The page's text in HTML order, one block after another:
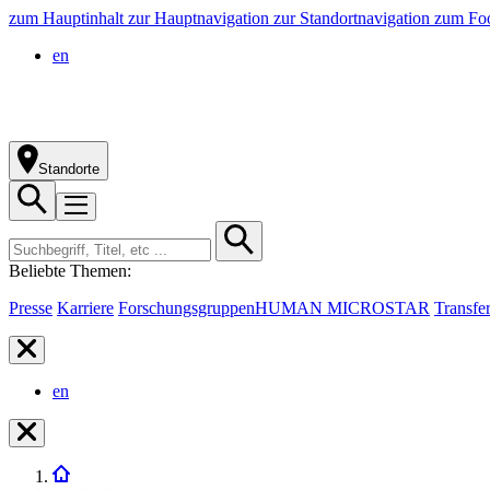
zum Hauptinhalt zur Hauptnavigation zur Standortnavigation zum
en
Standorte
Beliebte Themen:
Presse Karriere ForschungsgruppenHUMAN MICROSTAR Transfer
en